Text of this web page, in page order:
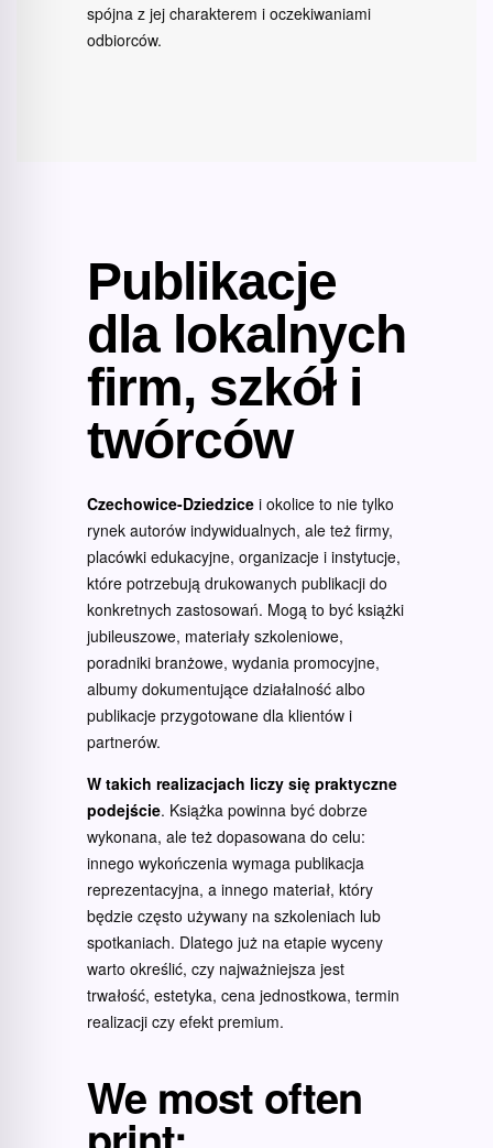
spójna z jej charakterem i oczekiwaniami
odbiorców.
Publikacje
dla lokalnych
firm, szkół i
twórców
Czechowice-Dziedzice i okolice to nie tylko
rynek autorów indywidualnych, ale też firmy,
placówki edukacyjne, organizacje i instytucje,
które potrzebują drukowanych publikacji do
konkretnych zastosowań. Mogą to być książki
jubileuszowe, materiały szkoleniowe,
poradniki branżowe, wydania promocyjne,
albumy dokumentujące działalność albo
publikacje przygotowane dla klientów i
partnerów.
W takich realizacjach liczy się praktyczne
podejście. Książka powinna być dobrze
wykonana, ale też dopasowana do celu:
innego wykończenia wymaga publikacja
reprezentacyjna, a innego materiał, który
będzie często używany na szkoleniach lub
spotkaniach. Dlatego już na etapie wyceny
warto określić, czy najważniejsza jest
trwałość, estetyka, cena jednostkowa, termin
realizacji czy efekt premium.
We most often